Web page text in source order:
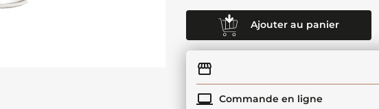
Ajouter au panier
Commande en ligne